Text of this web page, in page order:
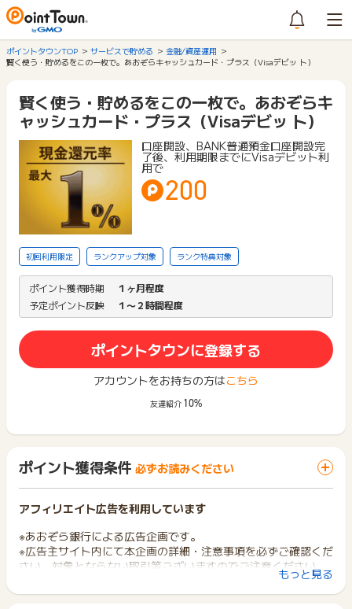
ポイントタウンTOP サービスで貯める
金融/資産運用
賢く使う・貯めるをこの一枚で。あおぞらキャッシュカード・プラス（Visaデビッ ト）
賢く使う・貯めるをこの一枚で。あおぞらキ
ャッシュカード・プラス（Visaデビッ ト）
口座開設、BANK普通預金口座開設完
了後、利用期限までにVisaデビット利
用で
200
初回利用限定 ランクアップ対象 ランク特典対象
ポイント獲得時期
１ヶ月程度
予定ポイント反映
１〜２時間程度
ポイントタウンに登録する
アカウントをお持ちの方はこちら
友達紹介 10%
ポイント獲得条件 必ずお読みください
アフィリエイト広告を利用しています
※あおぞら銀行による広告企画です。
※広告主サイト内にて本企画の詳細・注意事項を必ずご確認くだ
さい。対象とならない取引等ございますのでご注意ください。
※広告主サイトへのボタンについて、当ポイントサイトにおいて
ログイン後に「口座開設でポイントGET」ボタンが表示されま
もっと見る